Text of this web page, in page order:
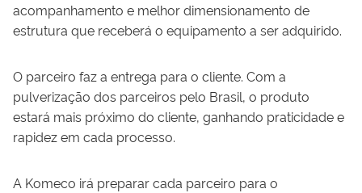
acompanhamento e melhor dimensionamento de
estrutura que receberá o equipamento a ser adquirido.
O parceiro faz a entrega para o cliente. Com a
pulverização dos parceiros pelo Brasil, o produto
estará mais próximo do cliente, ganhando praticidade e
rapidez em cada processo.
A Komeco irá preparar cada parceiro para o